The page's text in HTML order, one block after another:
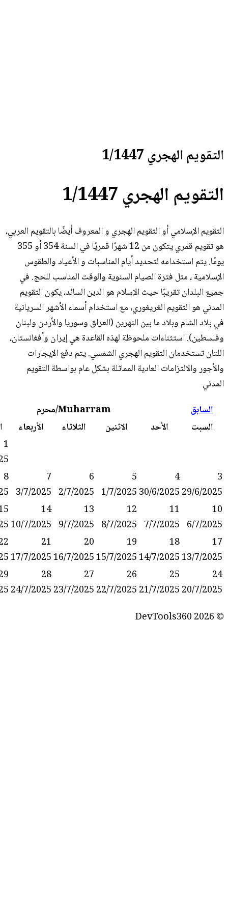
1447
الهجري و المعروف أيضًا بالتقويم العربي،
هو تقويم قمري يتكون من 12 شهرًا قمريًا في السنة 354 أو 355
أيام المناسبات و الأعياد والطقوس
السنوية والوقت المناسب للحج. في
الإسلام هو الدين السائد، يكون التقويم
مع استخدام أسماء الأشهر السريانية
النهرين (العراق وسوريا والأردن ولبنان
لهذه القاعدة هي إيران وأفغانستان،
الهجري الشمسي. يتم دفع الإيجارات
المماثلة بشكل عام بواسطة التقويم
الاثنين الثلاثاء الأربعاء الخميس
الجمعة
28/6/2025
1/7/2025
2/7/2025
3/7/2025
4/7/2025
5/7/2025
12
8/7/2025
13
9/7/2025
14
10/7/2025
15
11/7/2025
16
12/7/2025
19
15/7/2025
20
16/7/2025
21
17/7/2025
22
18/7/2025
23
19/7/2025
26
22/7/2025
27
23/7/2025
28
24/7/2025
29
25/7/2025
30
26/7/2025